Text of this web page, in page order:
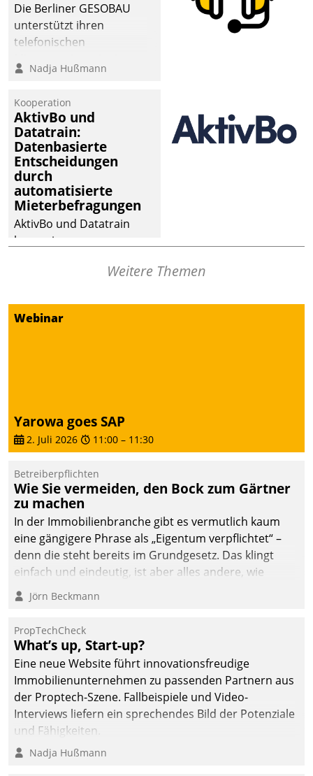
Die Berliner GESOBAU
unterstützt ihren
telefonischen
digitalen Cockpit, das
passende Fragen und
Schlagworte auswirft.
Eine intuitive
Dialogführung ermöglicht
dem externen
Serviceteam, Anrufe von
Mietenden zügiger und
effizienter zu bearbeiten.
Nadja Hußmann
Kooperation
AktivBo und
Datatrain:
Datenbasierte
Entscheidungen
durch
automatisierte
Mieterbefragungen
AktivBo und Datatrain
kooperieren –
profitieren: Die nahtlose
von AktivBo und
Datatrain ermöglicht
datengestützte
Entscheidungen.
Weitere Themen
Webinar
Yarowa goes SAP
2. Juli 2026 11:00 – 11:30
Betreiberpflichten
Wie Sie vermeiden, den Bock zum Gärtner
zu machen
In der Immobilienbranche gibt es vermutlich kaum
eine gängigere Phrase als „Eigentum verpflichtet“ –
denn die steht bereits im Grundgesetz. Das klingt
einfach und eindeutig, ist aber alles andere, wie
Branchenbeschäftigte wissen. Denn mit der
Verantwortung folgen Verpflichtungen.
Jörn Beckmann
PropTechCheck
What’s up, Start-up?
Eine neue Website führt innovationsfreudige
Immobilienunternehmen zu passenden Partnern aus
der Proptech-Szene. Fallbeispiele und Video-
Interviews liefern ein sprechendes Bild der Potenziale
und Fähigkeiten.
Nadja Hußmann